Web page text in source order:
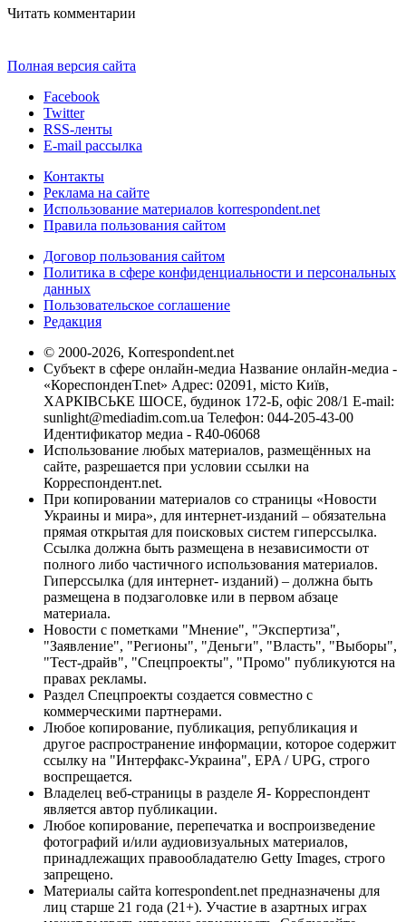
Читать комментарии
Полная версия сайта
Facebook
Twitter
RSS-ленты
E-mail рассылка
Контакты
Реклама на сайте
Использование материалов korrespondent.net
Правила пользования сайтом
Договор пользования сайтом
Политика в сфере конфиденциальности и персональных
данных
Пользовательское соглашение
Редакция
© 2000-2026, Korrespondent.net
Субъект в сфере онлайн-медиа Название онлайн-медиа -
«КореспонденТ.net» Адрес: 02091, місто Київ,
ХАРКІВСЬКЕ ШОСЕ, будинок 172-Б, офіс 208/1 E-mail:
sunlight@mediadim.com.ua Телефон: 044-205-43-00
Идентификатор медиа - R40-06068
Использование любых материалов, размещённых на
сайте, разрешается при условии ссылки на
Корреспондент.net.
При копировании материалов со страницы «Новости
Украины и мира», для интернет-изданий – обязательна
прямая открытая для поисковых систем гиперссылка.
Ссылка должна быть размещена в независимости от
полного либо частичного использования материалов.
Гиперссылка (для интернет- изданий) – должна быть
размещена в подзаголовке или в первом абзаце
материала.
Новости с пометками "Мнение", "Экспертиза",
"Заявление", "Регионы", "Деньги", "Власть", "Выборы",
"Тест-драйв", "Спецпроекты", "Промо" публикуются на
правах рекламы.
Раздел Спецпроекты создается совместно с
коммерческими партнерами.
Любое копирование, публикация, републикация и
другое распространение информации, которое содержит
ссылку на "Интерфакс-Украина", EPA / UPG, строго
воспрещается.
Владелец веб-страницы в разделе Я- Корреспондент
является автор публикации.
Любое копирование, перепечатка и воспроизведение
фотографий и/или аудиовизуальных материалов,
принадлежащих правообладателю Getty Images, строго
запрещено.
Материалы сайта korrespondent.net предназначены для
лиц старше 21 года (21+). Участие в азартных играх